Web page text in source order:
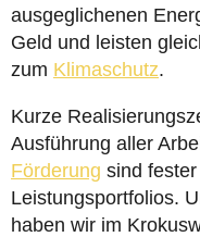
ausgeglichenen
Geld und leisten
zum Klimaschutz.
Kurze
Ausführung aller
Förderung sind
Leistungsportfolios.
haben wir im